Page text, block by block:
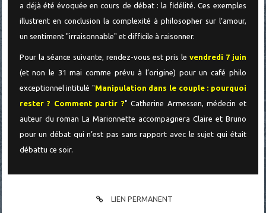
a déjà été évoquée en cours de débat : la fidélité. Ces exemples
illustrent en conclusion la complexité à philosopher sur l’amour,
un sentiment "irraisonnable" et difficile à raisonner.
Pour la séance suivante, rendez-vous est pris le vendredi 7 juin
(et non le 31 mai comme prévu à l’origine) pour un café philo
exceptionnel intitulé "Manipulation dans le couple : pourquoi
rester ? Comment partir ?" Catherine Armessen, médecin et
auteur du roman La Marionnette accompagnera Claire et Bruno
pour un débat qui n’est pas sans rapport avec le sujet qui était
débattu ce soir.
LIEN PERMANENT